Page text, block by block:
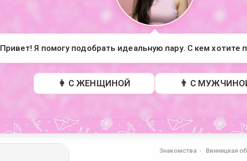
Привет! Я помогу подобрать идеальную пару. С кем хотите
👩 С ЖЕНЩИНОЙ 👨 С
Знакомства Винницкая